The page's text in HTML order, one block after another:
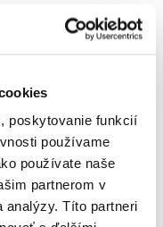
poskytovanie funkcií
používame
používate naše
partnerom v
analýzy. Títo partneri
všetkých plemien.
a 4 % ovsa), mäso a
kuracieho mäsa),
horca, nechtíka,
semeno), minerálne
sulfát.